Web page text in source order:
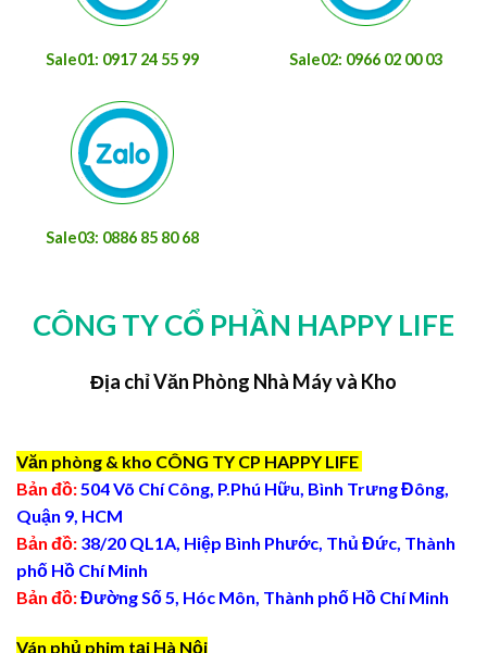
Sale01: 0917 24 55 99 Sale02: 0966 02 00 03
Sale03: 0886 85 80 68
CÔNG TY CỔ PHẦN HAPPY LIFE
Địa chỉ Văn Phòng Nhà Máy và Kho
Văn phòng & kho CÔNG TY CP HAPPY LIFE
Bản đồ:504 Võ Chí Công, P.Phú Hữu, Bình Trưng Đông,
Quận 9, HCM
Bản đồ: 38/20 QL1A, Hiệp Bình Phước, Thủ Đức, Thành
phố Hồ Chí Minh
Bản đồ:Đường Số 5, Hóc Môn, Thành phố Hồ Chí Minh
Ván phủ phim tại Hà Nội